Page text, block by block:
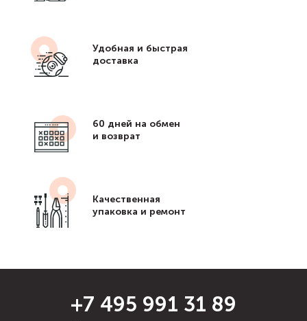
Удобная и быстрая
доставка
60 дней на обмен
и возврат
Качественная
упаковка и ремонт
+7 495 991 31 89